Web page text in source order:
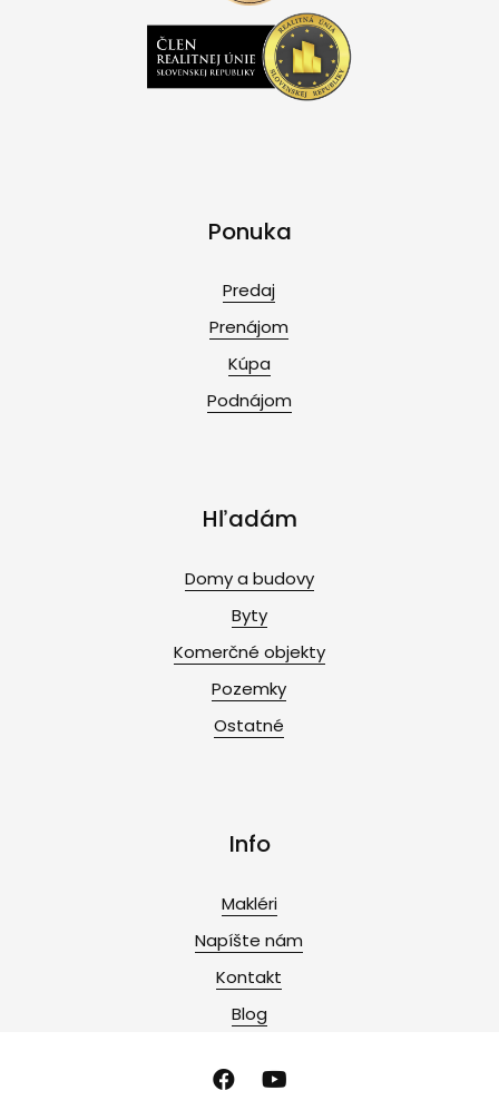
Ponuka
Predaj
Prenájom
Kúpa
Podnájom
Hľadám
Domy a budovy
Byty
Komerčné objekty
Pozemky
Ostatné
Info
Makléri
Napíšte nám
Kontakt
Blog